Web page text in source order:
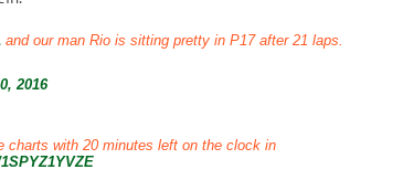
and our man Rio is sitting pretty in P17 after 21 laps.
2016
charts with 20 minutes left on the clock in